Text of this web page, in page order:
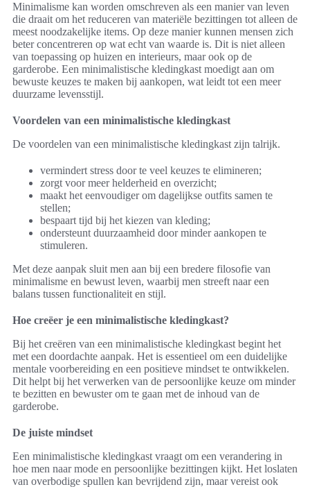
Minimalisme kan worden omschreven als een manier van leven
die draait om het reduceren van materiële bezittingen tot alleen de
meest noodzakelijke items. Op deze manier kunnen mensen zich
beter concentreren op wat echt van waarde is. Dit is niet alleen
van toepassing op huizen en interieurs, maar ook op de
garderobe. Een minimalistische kledingkast moedigt aan om
bewuste keuzes te maken bij aankopen, wat leidt tot een meer
duurzame levensstijl.
Voordelen van een minimalistische kledingkast
De voordelen van een minimalistische kledingkast zijn talrijk.
vermindert stress door te veel keuzes te elimineren;
zorgt voor meer helderheid en overzicht;
maakt het eenvoudiger om dagelijkse outfits samen te
stellen;
bespaart tijd bij het kiezen van kleding;
ondersteunt duurzaamheid door minder aankopen te
stimuleren.
Met deze aanpak sluit men aan bij een bredere filosofie van
minimalisme en bewust leven, waarbij men streeft naar een
balans tussen functionaliteit en stijl.
Hoe creëer je een minimalistische kledingkast?
Bij het creëren van een minimalistische kledingkast begint het
met een doordachte aanpak. Het is essentieel om een duidelijke
mentale voorbereiding en een positieve mindset te ontwikkelen.
Dit helpt bij het verwerken van de persoonlijke keuze om minder
te bezitten en bewuster om te gaan met de inhoud van de
garderobe.
De juiste mindset
Een minimalistische kledingkast vraagt om een verandering in
hoe men naar mode en persoonlijke bezittingen kijkt. Het loslaten
van overbodige spullen kan bevrijdend zijn, maar vereist ook